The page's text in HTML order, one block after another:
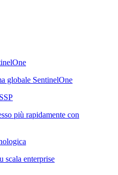
globale SentinelOne
più rapidamente con
scala enterprise